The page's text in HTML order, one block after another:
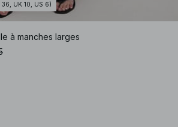
UK 10, US 6)
à manches larges